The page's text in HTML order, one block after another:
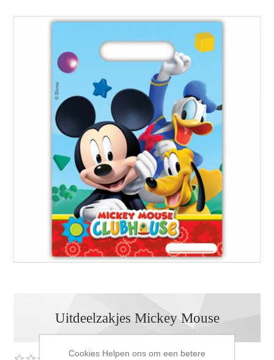
Uitdeelzakjes Mickey Mouse
Cookies Helpen ons om een betere